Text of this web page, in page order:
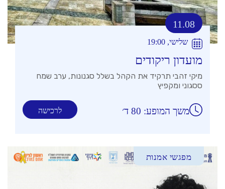
11.08
שלישי, 19:00
מועדון ריקודים
מיקי זהבי תרקיד את הקהל בשלל סגנונות, ערב שמח
ססגוני ומקפיץ
לרכישה משך המופע: 80 ד׳
מפגשי אמנות